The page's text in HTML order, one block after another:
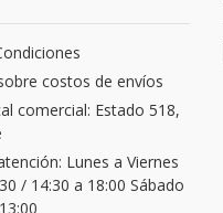
costos de envíos
comercial: Estado 518,
Lunes a Viernes
/ 14:30 a 18:00 Sábado